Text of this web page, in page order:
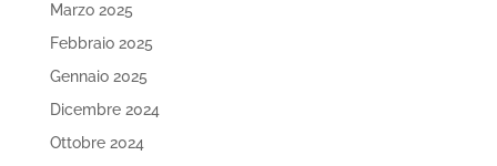
Marzo 2025
Febbraio 2025
Gennaio 2025
Dicembre 2024
Ottobre 2024